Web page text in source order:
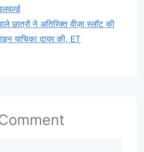
छात्रों ने अतिरिक्त वीज़ा स्लॉट की
याचिका दायर की, ET